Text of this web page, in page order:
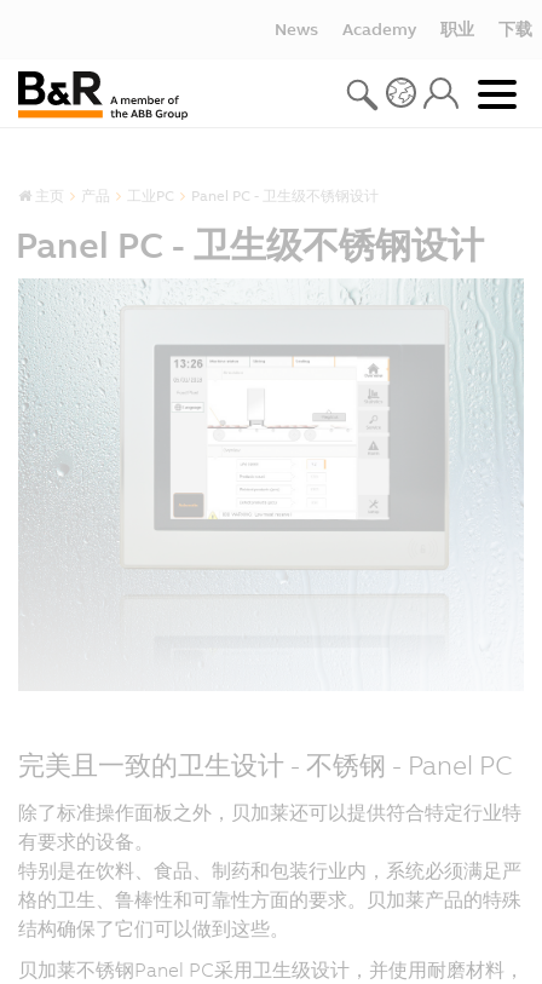
News Academy 职业 下载
主页 产品 工业PC Panel PC - 卫生级不锈钢设计
Panel PC - 卫生级不锈钢设计
完美且一致的卫生设计 - 不锈钢 - Panel PC
除了标准操作面板之外，贝加莱还可以提供符合特定行业特
有要求的设备。
特别是在饮料、食品、制药和包装行业内，系统必须满足严
格的卫生、鲁棒性和可靠性方面的要求。贝加莱产品的特殊
结构确保了它们可以做到这些。
贝加莱不锈钢Panel PC采用卫生级设计，并使用耐磨材料，